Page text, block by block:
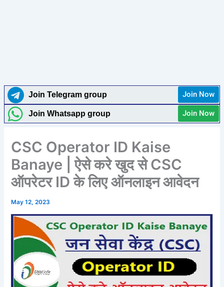
Join Telegram group Join Now
Join Whatsapp group Join Now
CSC Operator ID Kaise
Banaye | ऐसे करे खुद से CSC
ऑपरेटर ID के लिए ऑनलाइन आवेदन
May 12, 2023